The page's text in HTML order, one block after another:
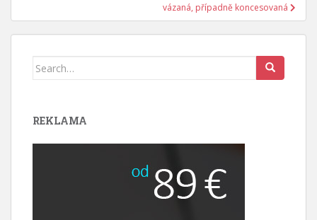
vázaná, případně koncesovaná
Search
REKLAMA